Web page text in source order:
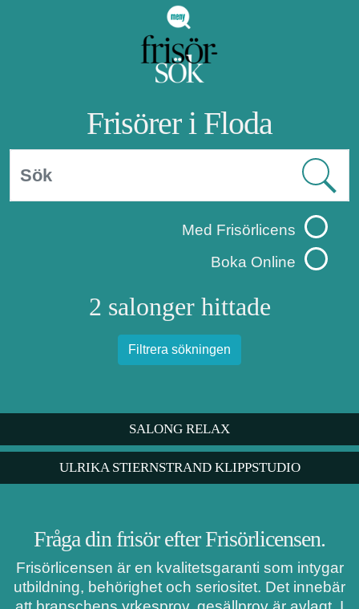
Frisörer i Floda
Med Frisörlicens
Boka Online
2 salonger hittade
Filtrera sökningen
SALONG RELAX
ULRIKA STIERNSTRAND KLIPPSTUDIO
Fråga din frisör efter Frisörlicensen.
Frisörlicensen är en kvalitetsgaranti som intygar
utbildning, behörighet och seriositet. Det innebär